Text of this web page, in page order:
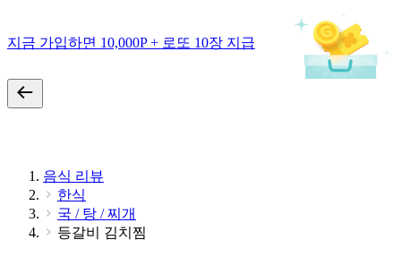
지금 가입하면 10,000P + 로또 10장 지급
음식 리뷰
한식
국 / 탕 / 찌개
등갈비 김치찜